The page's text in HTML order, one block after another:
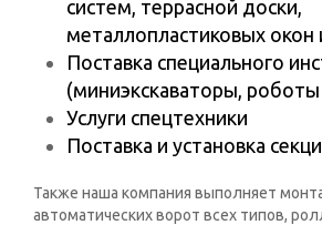
систем, террасной доски,
металлопластиковых окон
Поставка специального
(миниэкскаваторы,
Услуги спецтехники
Поставка и установка
Также наша компания выполняет